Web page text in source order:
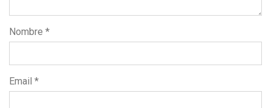
Nombre *
Email *